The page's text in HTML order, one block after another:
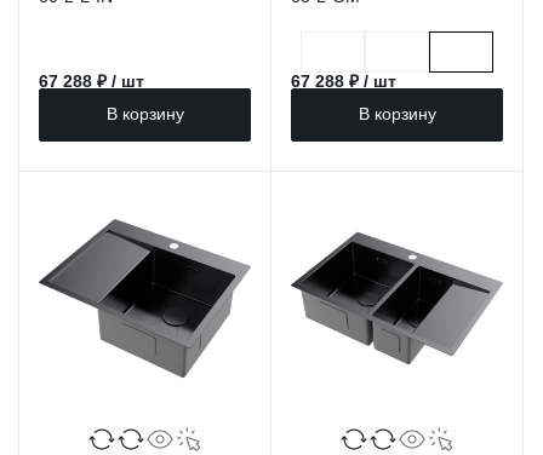
67 288 ₽ / шт
В корзину
67 288 ₽ / шт
В корзину